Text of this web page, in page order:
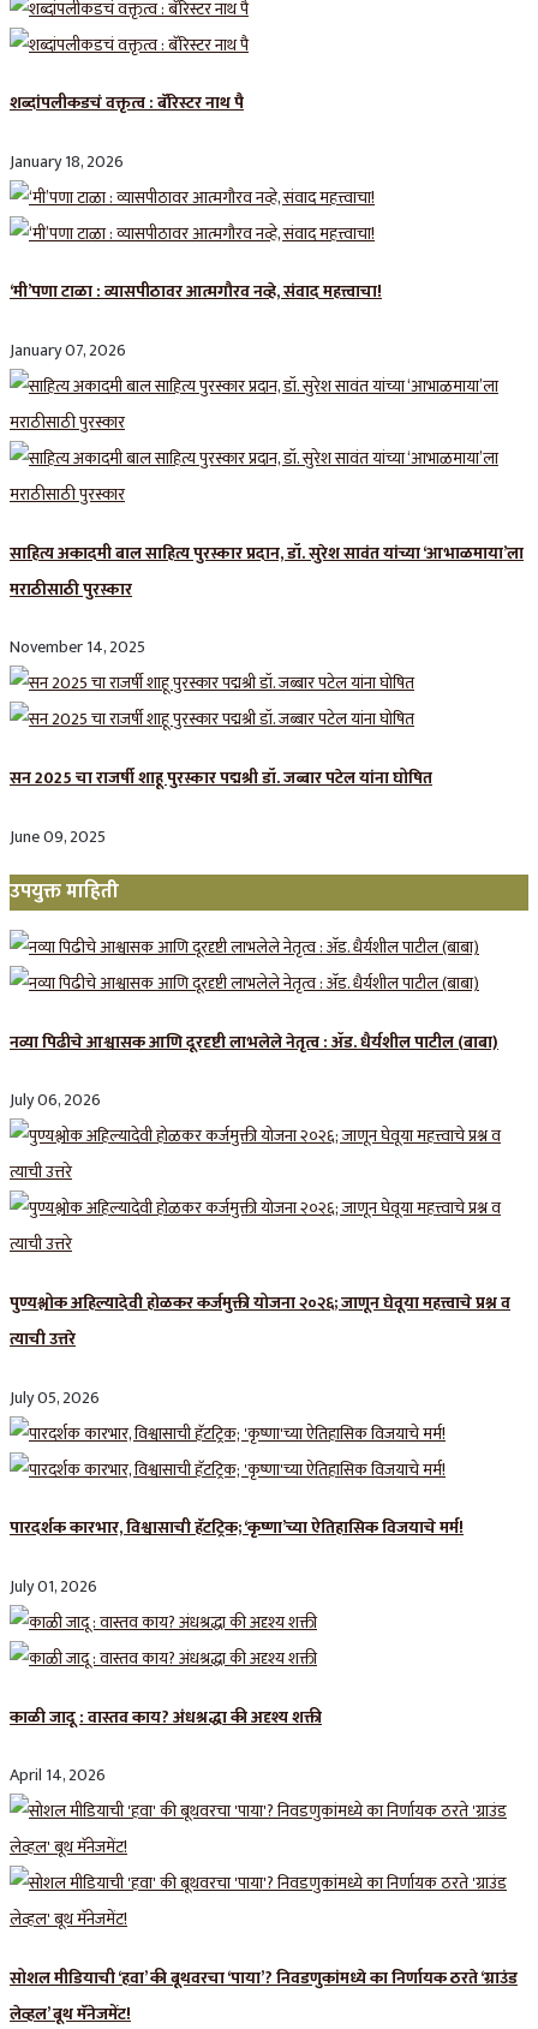
शब्दांपलीकडचं वक्तृत्व : बॅरिस्टर नाथ पै
January 18, 2026
‘मी’पणा टाळा : व्यासपीठावर आत्मगौरव नव्हे, संवाद महत्त्वाचा!
January 07, 2026
साहित्य अकादमी बाल साहित्य पुरस्कार प्रदान, डॉ. सुरेश सावंत यांच्या ‘आभाळमाया’ला
मराठीसाठी पुरस्कार
November 14, 2025
सन 2025 चा राजर्षी शाहू पुरस्कार प‌द्मश्री डॉ. जब्बार पटेल यांना घोषित
June 09, 2025
उपयुक्त माहिती
नव्या पिढीचे आश्वासक आणि दूरदृष्टी लाभलेले नेतृत्व : ॲड. धैर्यशील पाटील (बाबा)
July 06, 2026
पुण्यश्लोक अहिल्यादेवी होळकर कर्जमुक्ती योजना २०२६; जाणून घेवूया महत्त्वाचे प्रश्न व
त्याची उत्तरे
July 05, 2026
पारदर्शक कारभार, विश्वासाची हॅटट्रिक; ‘कृष्णा’च्या ऐतिहासिक विजयाचे मर्म!
July 01, 2026
काळी जादू : वास्तव काय? अंधश्रद्धा की अदृश्य शक्ती
April 14, 2026
सोशल मीडियाची ‘हवा’ की बूथवरचा ‘पाया’? निवडणुकांमध्ये का निर्णायक ठरते ‘ग्राउंड
लेव्हल’ बूथ मॅनेजमेंट!